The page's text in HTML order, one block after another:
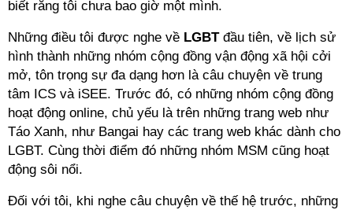
biết rằng tôi chưa bao giờ một mình.
Những điều tôi được nghe về LGBTđầu tiên, về lịch sử
hình thành những nhóm cộng đồng vận động xã hội cởi
mở, tôn trọng sự đa dạng hơn là câu chuyện về trung
tâm ICS và iSEE. Trước đó, có những nhóm cộng đồng
hoạt động online, chủ yếu là trên những trang web như
Táo Xanh, như Bangai hay các trang web khác dành cho
LGBT. Cùng thời điểm đó những nhóm MSM cũng hoạt
động sôi nổi.
Đối với tôi, khi nghe câu chuyện về thế hệ trước, những